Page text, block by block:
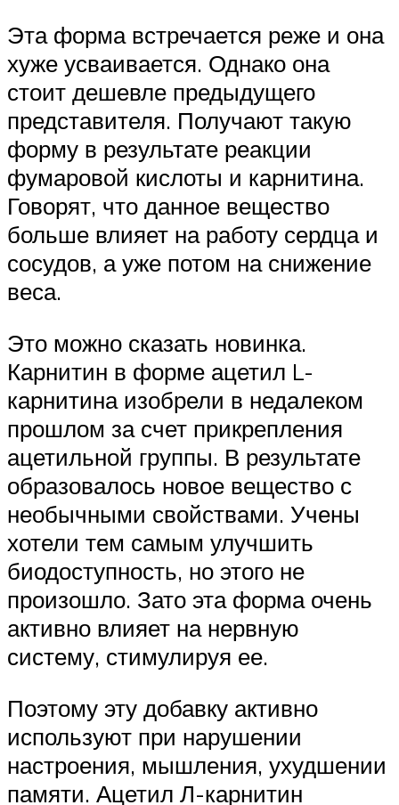
Эта форма встречается реже и она
хуже усваивается. Однако она
стоит дешевле предыдущего
представителя. Получают такую
форму в результате реакции
фумаровой кислоты и карнитина.
Говорят, что данное вещество
больше влияет на работу сердца и
сосудов, а уже потом на снижение
веса.
Это можно сказать новинка.
Карнитин в форме ацетил L-
карнитина изобрели в недалеком
прошлом за счет прикрепления
ацетильной группы. В результате
образовалось новое вещество с
необычными свойствами. Учены
хотели тем самым улучшить
биодоступность, но этого не
произошло. Зато эта форма очень
активно влияет на нервную
систему, стимулируя ее.
Поэтому эту добавку активно
используют при нарушении
настроения, мышления, ухудшении
памяти. Ацетил Л-карнитин